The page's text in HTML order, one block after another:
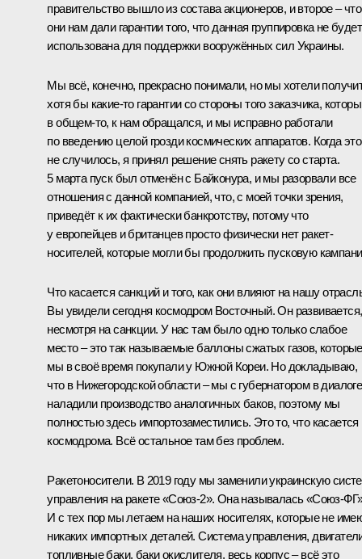
правительство вышло из состава акционеров, и второе –
они нам дали гарантии того, что данная группировка не будет
использована для поддержки вооружённых сил Украины.
Мы всё, конечно, прекрасно понимали, но мы хотели
хотя бы какие-то гарантии со стороны того заказчика,
в общем-то, к нам обращался, и мы исправно работали
по введению целой грозди космических аппаратов. Когда
не случилось, я принял решение снять ракету со старта.
5 марта пуск был отменён с Байконура, и мы разорвали все
отношения с данной компанией, что, с моей точки зрения,
приведёт к их фактически банкротству, потому что
у европейцев и британцев просто физически нет ракет-
носителей, которые могли бы продолжить пусковую
Что касается санкций и того, как они влияют на нашу
Вы увидели сегодня космодром Восточный. Он развивается,
несмотря на санкции. У нас там было одно только слабое
место – это так называемые баллоны сжатых газов, которые
мы в своё время покупали у Южной Кореи. Но докладываю,
что в Нижегородской области – мы с губернатором в
наладили производство аналогичных баков, поэтому мы
полностью здесь импортозаместились. Это то, что касается
космодрома. Всё остальное там без проблем.
Ракетоносители. В 2019 году мы заменили украинскую
управления на ракете «Союз-2». Она называлась «Союз-
И с тех пор мы летаем на наших носителях, которые не
никаких импортных деталей. Система управления,
топливные баки, баки окислителя, весь корпус – всё это